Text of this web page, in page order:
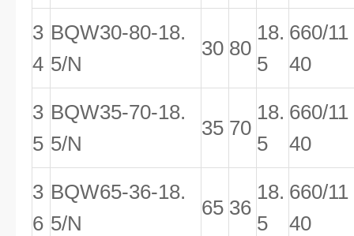
3
4
BQW30-80-18.
5/N
30 80
18.
5
660/11
40
3
5
BQW35-70-18.
5/N
35 70
18.
5
660/11
40
3
6
BQW65-36-18.
5/N
65 36
18.
5
660/11
40